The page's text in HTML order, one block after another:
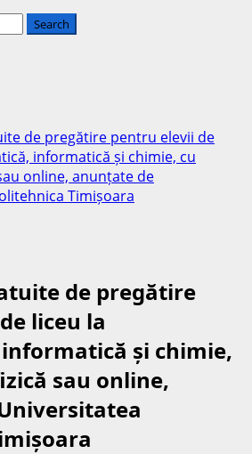
de pregătire pentru elevii de
informatică și chimie, cu
online, anunțate de
Timișoara
de pregătire
liceu la
și chimie,
sau online,